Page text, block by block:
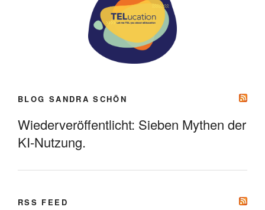
BLOG SANDRA SCHÖN
Wiederveröffentlicht: Sieben Mythen der
KI-Nutzung.
RSS FEED